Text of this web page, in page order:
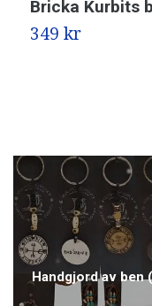
Handgjord av ben
Bricka Kurbits
349 kr